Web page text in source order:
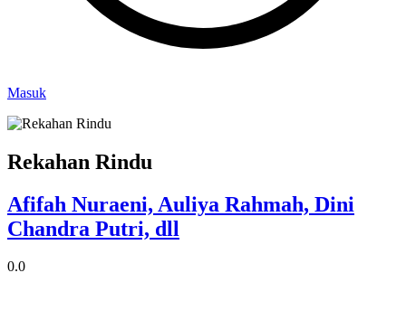
Masuk
Rekahan Rindu
Afifah Nuraeni, Auliya Rahmah, Dini
Chandra Putri, dll
0.0